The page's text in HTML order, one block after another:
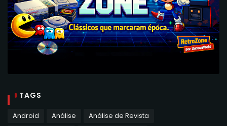
TAGS
Android Análise
Análise de Revista